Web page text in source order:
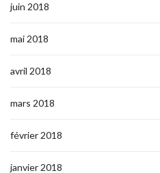
juin 2018
mai 2018
avril 2018
mars 2018
février 2018
janvier 2018